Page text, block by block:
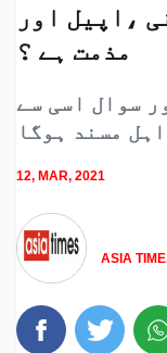
،اپیل اور
مذمت ہے ؟
سوال اسی سے
مسند ہوگا
12, MAR, 2021
ASIA